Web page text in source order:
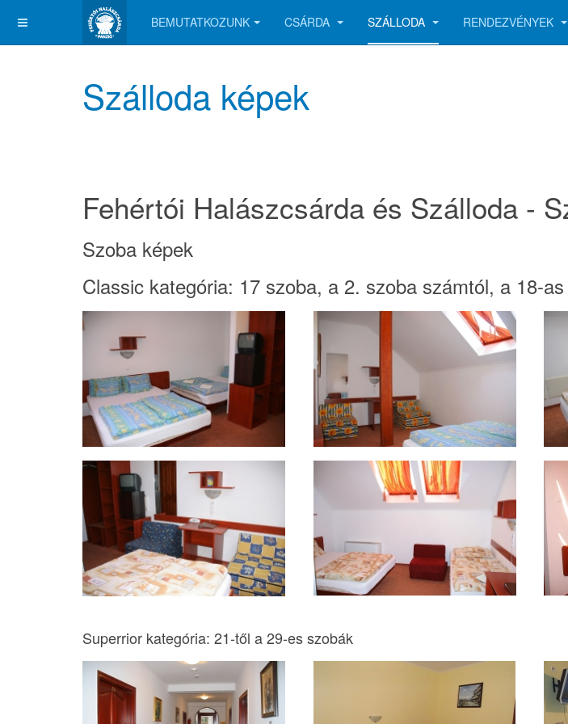
BEMUTATKOZUNK CSÁRDA SZÁLLODA RENDEZVÉNYEK
Szálloda képek
Fehértói Halászcsárda és Szálloda -
Szoba képek
Classic kategória: 17 szoba, a 2. szoba számtól, a 18-
Superrior kategória: 21-től a 29-es szobák